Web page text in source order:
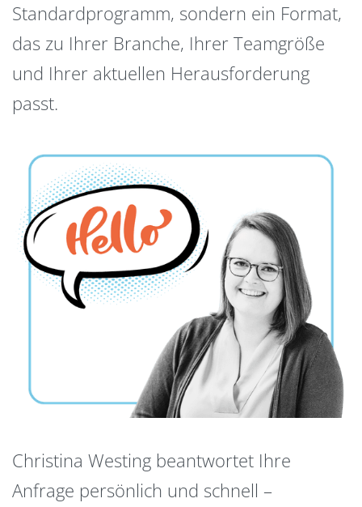
Standardprogramm, sondern ein Format,
das zu Ihrer Branche, Ihrer Teamgröße
und Ihrer aktuellen Herausforderung
passt.
Christina Westing beantwortet Ihre
Anfrage persönlich und schnell –